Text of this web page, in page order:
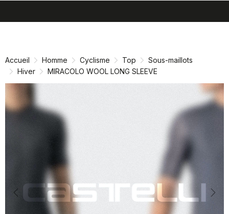
directement
navigation
directement
Accueil Homme Cyclisme Top
Sous-maillots
Hiver
MIRACOLO WOOL LONG SLEEVE
Previous